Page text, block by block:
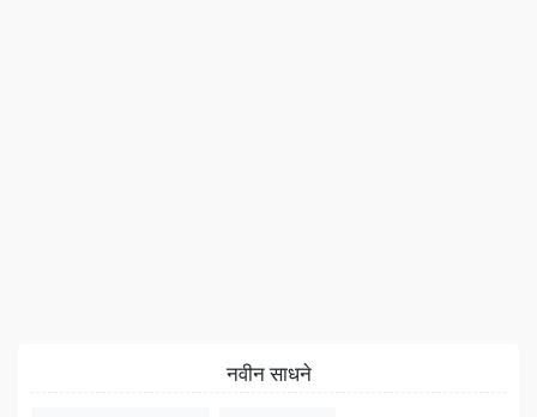
नवीन साधने